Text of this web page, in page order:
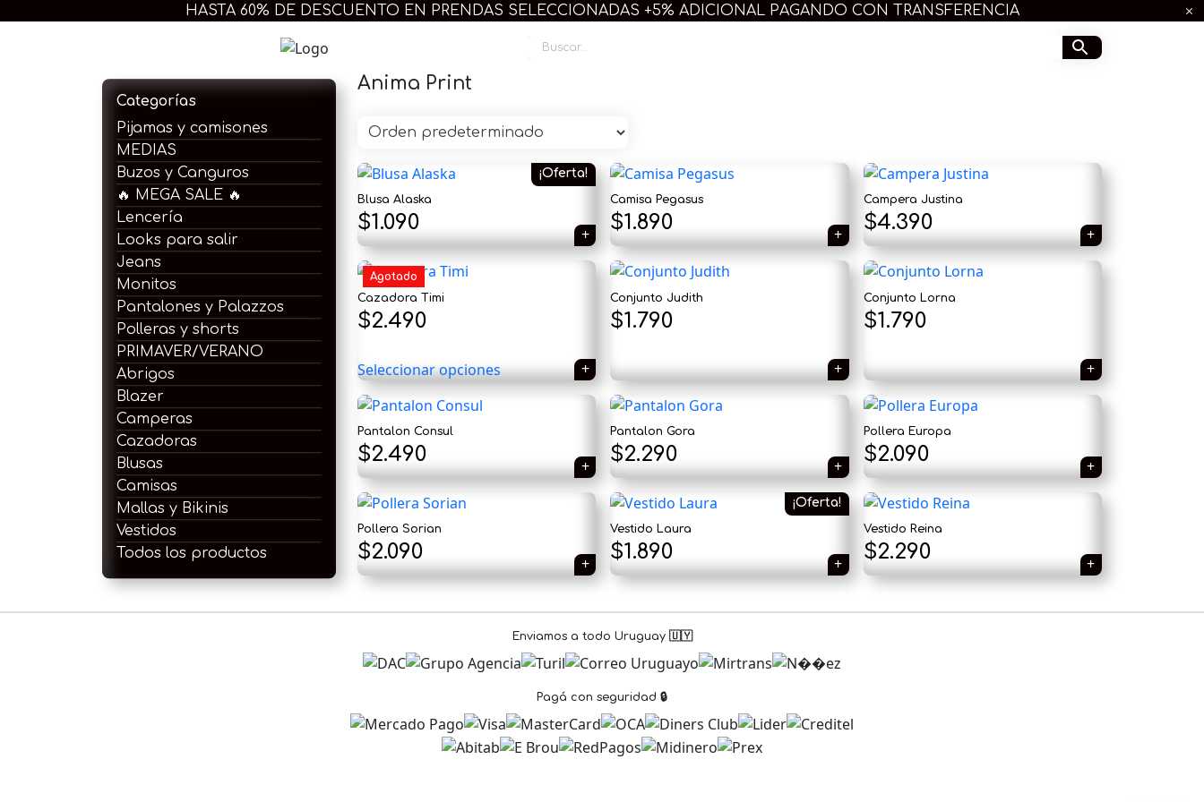
HASTA 60% DE DESCUENTO EN PRENDAS SELECCIONADAS +5% ADICIONAL PAGANDO CON TRANSFERENCIA
Extra Linda Plus
Categorías
Pijamas y camisones
MEDIAS
Buzos y Canguros
🔥 MEGA SALE 🔥
Lencería
Looks para salir
Jeans
Monitos
Pantalones y Palazzos
Polleras y shorts
PRIMAVER/VERANO
Abrigos
Blazer
Camperas
Cazadoras
Blusas
Camisas
Mallas y Bikinis
Vestidos
Todos los productos
Anima Print
¡Oferta!
Blusa Alaska
El
precio
original
era:
$1.090El
precio
actual
es:
Camisa Pegasus
$1.890
Campera Justina
$4.390
Agotado
Cazadora Timi
$2.490
Seleccionar opciones
Conjunto Judith
$1.790
Conjunto Lorna
$1.790
Pantalon Consul
$2.490
Pantalon Gora
$2.290
Pollera Europa
$2.090
Pollera Sorian
$2.090
¡Oferta!
Vestido Laura
El
precio
original
era:
$2.290.
$1.890El
precio
actual
es:
$1.890.
Vestido Reina
$2.290
Enviamos a todo Uruguay 🇺🇾
Pagá con seguridad 🔒
Tu carrito está vacío.
automáticamente.